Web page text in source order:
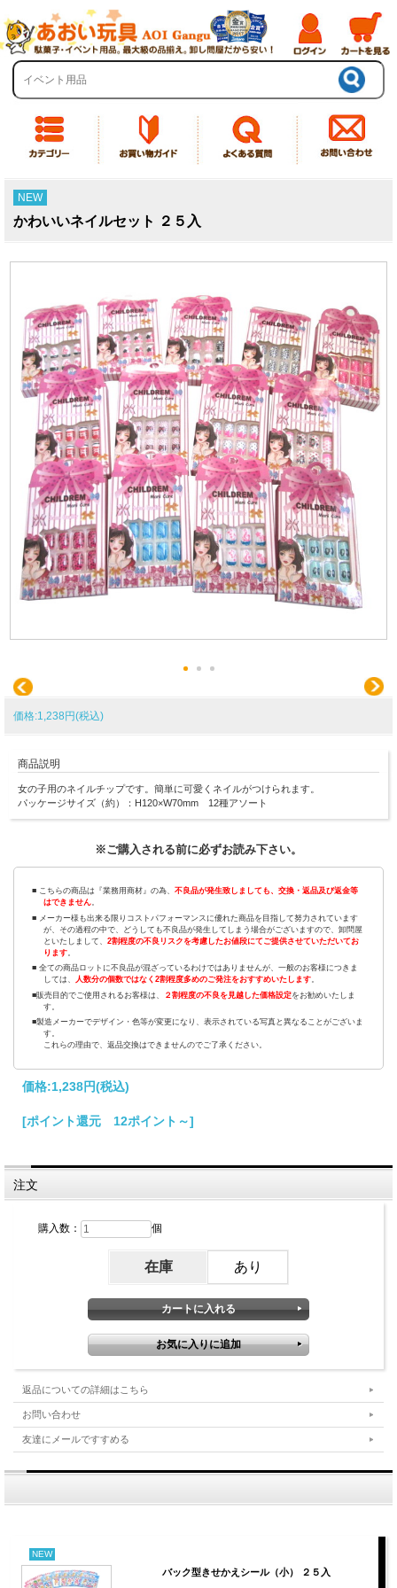
NEW
かわいいネイルセット ２５入
価格:1,238円(税込)
商品説明
女の子用のネイルチップです。簡単に可愛くネイルがつけられます。
パッケージサイズ（約）：H120×W70mm 12種アソート
※ご購入される前に必ずお読み下さい。
■ こちらの商品は『業務用商材』の為、 不良品が発生致しましても、交換・返品及び返金等
はできません。
■ メーカー様も出来る限りコストパフォーマンスに優れた商品を目指して努力されています
が、その過程の中で、どうしても不良品が発生してしまう場合がございますので、卸問屋
といたしまして、2割程度の不良リスクを考慮したお値段にてご提供させていただいてお
ります
■ 全ての商品ロットに不良品が混ざっているわけではありませんが、一般のお客様につきま
しては、 人数分の個数ではなく2割程度多めのご発注をおすすめいたします。
■販売目的でご使用されるお客様は、
２割程度の不良を見越した価格設定をお勧めいたしま
す。
■製造メーカーでデザイン・色等が変更になり、表示されている写真と異なることがございま
す。
これらの理由で、返品交換はできませんのでご了承ください。
価格:1,238円(税込)
[ポイント還元 12ポイント～]
注文
購入数： 個
在庫 あり
返品についての詳細はこちら
お問い合わせ
友達にメールですすめる
NEW
バック型きせかえシール（小） ２５入